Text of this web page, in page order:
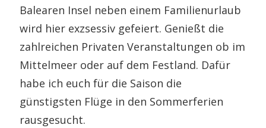
Balearen Insel neben einem Familienurlaub
wird hier exzsessiv gefeiert. Genießt die
zahlreichen Privaten Veranstaltungen ob im
Mittelmeer oder auf dem Festland. Dafür
habe ich euch für die Saison die
günstigsten Flüge in den Sommerferien
rausgesucht.